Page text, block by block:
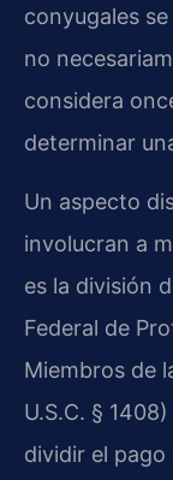
conyugales
no
considera
determinar
Un aspecto
involucran a
es la división
Federal de
Miembros de
U.S.C. §
dividir el